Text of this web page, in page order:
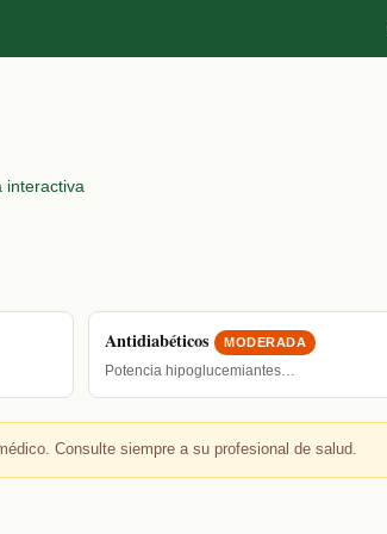
interactiva
Antidiabéticos MODERADA
Potencia hipoglucemiantes…
Consulte siempre a su profesional de salud.